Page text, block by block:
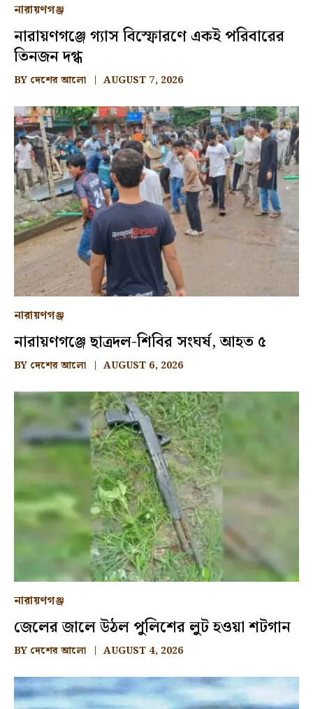
নারায়ণগঞ্জ
নারায়ণগঞ্জে গ্যাস বিস্ফোরণে একই পরিবারের
তিনজন দগ্ধ
BY দেশের আলো AUGUST 7, 2026
নারায়ণগঞ্জ
নারায়ণগঞ্জে ছাত্রদল-শিবির সংঘর্ষ, আহত ৫
BY দেশের আলো AUGUST 6, 2026
নারায়ণগঞ্জ
জেলের জালে উঠল পুলিশের লুট হওয়া শটগান
BY দেশের আলো AUGUST 4, 2026